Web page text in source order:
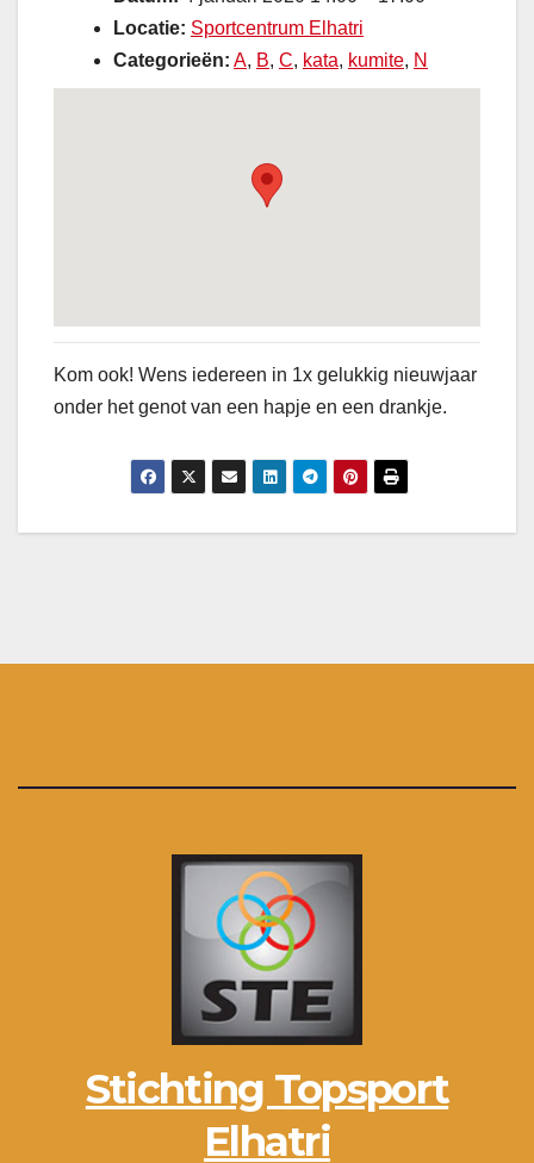
Locatie: Sportcentrum Elhatri
Categorieën: A, B, C, kata, kumite, N
Kom ook! Wens iedereen in 1x gelukkig nieuwjaar
onder het genot van een hapje en een drankje.
Stichting Topsport
Elhatri